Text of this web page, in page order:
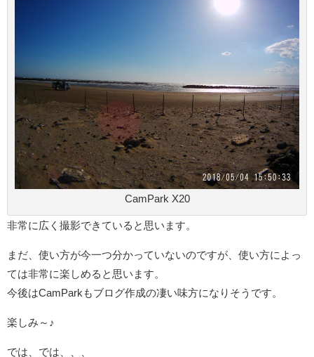
CamPark X20
非常に広く撮影できていると思います。
まだ、使い方が今一つ分かっていないのですが、使い方によっ
ては非常に楽しめると思います。
今後はCamParkもブログ作成の凄い味方になりそうです。
楽しみ～♪
では、では、、、